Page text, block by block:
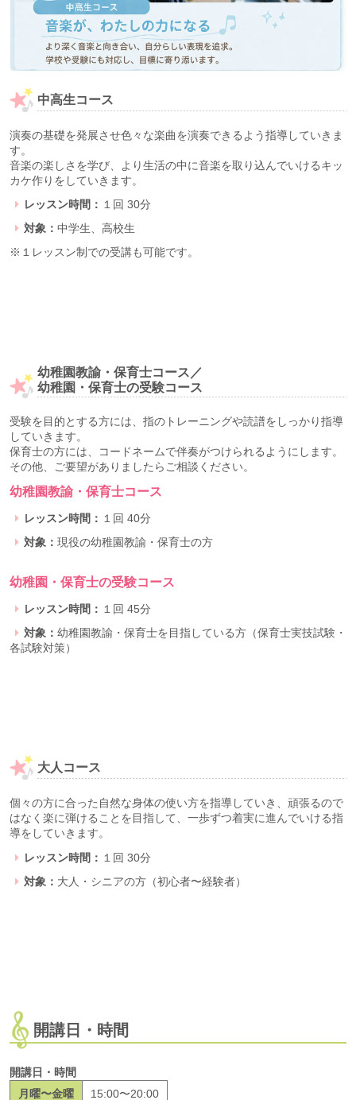
中高生コース
演奏の基礎を発展させ色々な楽曲を演奏できるよう指導していきま
す。
音楽の楽しさを学び、より生活の中に音楽を取り込んでいけるキッ
カケ作りをしていきます。
レッスン時間： １回 30分
対象： 中学生、高校生
※１レッスン制での受講も可能です。
幼稚園教諭・保育士コース／
幼稚園・保育士の受験コース
受験を目的とする方には、指のトレーニングや読譜をしっかり指導
していきます。
保育士の方には、コードネームで伴奏がつけられるようにします。
その他、ご要望がありましたらご相談ください。
幼稚園教諭・保育士コース
レッスン時間： １回 40分
対象： 現役の幼稚園教諭・保育士の方
幼稚園・保育士の受験コース
レッスン時間： １回 45分
対象： 幼稚園教諭・保育士を目指している方（保育士実技試験・
各試験対策）
大人コース
個々の方に合った自然な身体の使い方を指導していき、頑張るので
はなく楽に弾けることを目指して、一歩ずつ着実に進んでいける指
導をしていきます。
レッスン時間： １回 30分
対象： 大人・シニアの方（初心者〜経験者）
開講日・時間
開講日・時間
月曜〜金曜
15:00〜20:00